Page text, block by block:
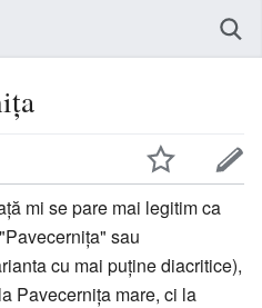
mi se pare mai legitim ca
sau
cu mai puține diacritice),
Pavecernița mare, ci la